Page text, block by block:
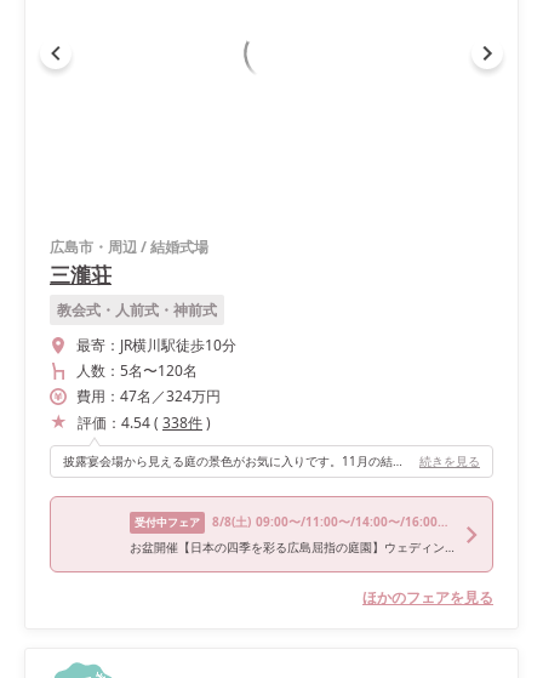
広島市・周辺/結婚式場
三瀧荘
教会式・人前式・神前式
最寄： JR横川駅徒歩10分
人数： 5名〜120名
費用： 47名 ／324万円
評価： 4.54( 338件)
披露宴会場から見える庭の景色がお気に入りです。11月の結婚式だったこともあり紅葉が始まっていたため、より素敵だと思いました。 和モダンな床もお気に入りです。床のデザインが特徴的なので、装花がシンプルでも華やかな会場になると思います。 続きを見る
受付中フェア 8/8(土) 09:00〜/11:00〜/14:00〜/16:00〜/18:00〜
お盆開催【日本の四季を彩る広島屈指の庭園】ウェディング見学会
ほかのフェアを見る